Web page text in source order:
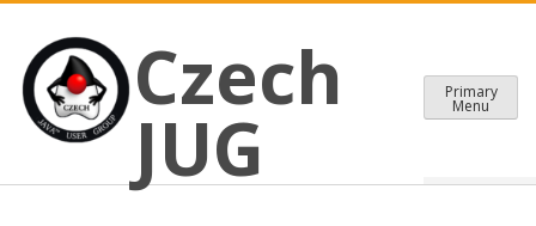
content
Czech JUG
CZECH JAVA USER GROUP
Czech
JUG
Primary
Menu